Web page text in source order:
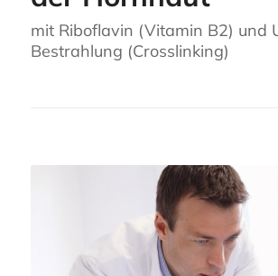
mit Riboflavin (Vitamin B2) und
Bestrahlung (Crosslinking)